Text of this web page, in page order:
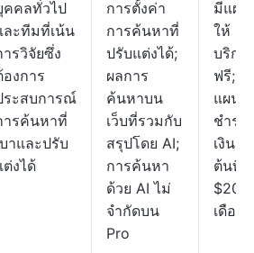
คคลทั่วไป
ละทีมที่เน้น
ารวิจัยซึ่ง
องการ
ระสบการณ์
ารค้นหาที่
บาและปรับ
ต่งได้
การตั้งค่า
การค้นหาที่
ปรับแต่งได้;
ผลการ
ค้นหาบน
เว็บที่รวมกับ
สรุปโดย AI;
การค้นหา
ด้วย AI ไม่
จำกัดบน
Pro
มีแผน
ให้
บริกา
ฟรี;
แผน
ชำระ
เงินเริ่
ต้นที่
$20
เดือน